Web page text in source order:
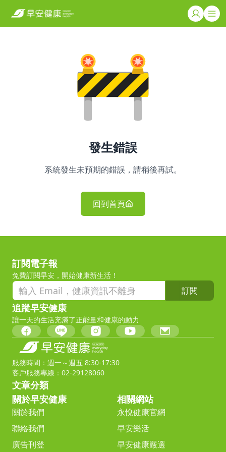
發生錯誤
系統發生未預期的錯誤，請稍後再試。
回到首頁
訂閱電子報
免費訂閱早安，開始健康新生活！
訂閱
追蹤早安健康
讓一天的生活充滿了正能量和健康的動力
服務時間：週一～週五 8:30-17:30
客戶服務專線：02-29128060
文章分類
關於早安健康
關於我們
聯絡我們
廣告刊登
相關網站
永悅健康官網
早安樂活
早安健康嚴選